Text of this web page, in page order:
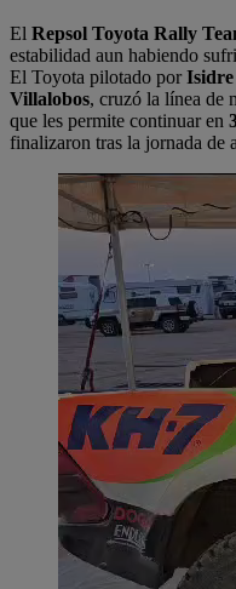
El Repsol Toyota Rally
estabilidad aun habiendo
El Toyota pilotado porIsidre
Villalobos, cruzó la línea de
que les permite continuar en
finalizaron tras la jornada de